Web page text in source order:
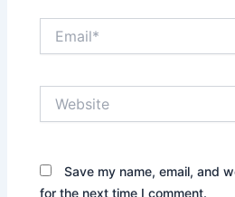
Save my name, email, and
for the next time I comment.